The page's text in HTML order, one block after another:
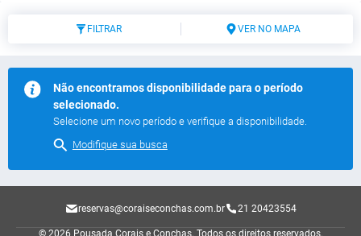
FILTRAR VER NO MAPA
Não encontramos disponibilidade para o período
selecionado.
Selecione um novo período e verifique a disponibilidade.
Modifique sua busca
reservas@coraiseconchas.com.br 21 20423554
© 2026 Pousada Corais e Conchas. Todos os direitos reservados.